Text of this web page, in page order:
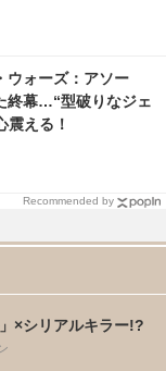
ウォーズ：アソー
終幕…“型破りなジェ
震える！
Recommended by
×シリアルキラー!?